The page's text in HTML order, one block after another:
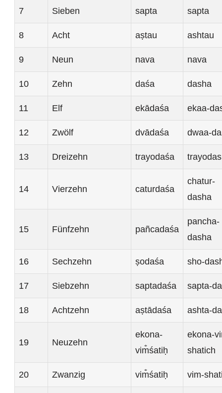
7 Sieben sapta sapta
8 Acht aṣtau ashtau
9 Neun nava nava
10 Zehn daśa dasha
11 Elf ekādaśa ekaa-
12 Zwölf dvādaśa dwaa-
13 Dreizehn trayodaśa
14 Vierzehn caturdaśa
chatur-
dasha
15 Fünfzehn pañcadaśa
pancha-
dasha
16 Sechzehn ṣodaśa sho-
17 Siebzehn saptadaśa sapta-
18 Achtzehn aṣtādaśa ashta-
19 Neuzehn
ekona-
vim̐śatiḥ
ekona-
shatich
20 Zwanzig vim̐śatiḥ vim-